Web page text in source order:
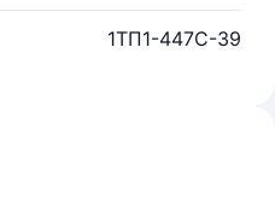
1ТП1-447С-39